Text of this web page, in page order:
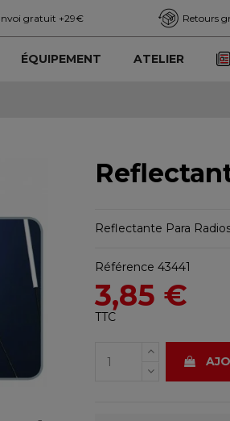
gratuit +29€ Retours
ÉQUIPEMENT ATELIER
Reflectante Para
Référence 43441
3,85 €
TTC